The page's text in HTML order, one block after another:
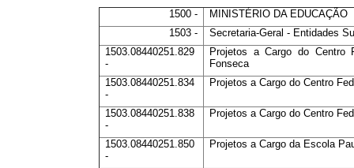
1500 -
MINISTÉRIO DA EDUCAÇÃO
1503 -
Secretaria-Geral - Entidades
1503.08440251.829
-
Projetos a Cargo do Centro
Fonseca
1503.08440251.834
-
Projetos a Cargo do Centro
1503.08440251.838
-
Projetos a Cargo do Centro
1503.08440251.850
-
Projetos a Cargo da Escola